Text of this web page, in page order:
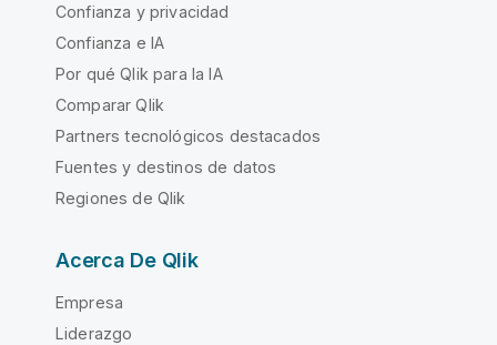
Confianza y privacidad
Confianza e IA
Por qué Qlik para la IA
Comparar Qlik
Partners tecnológicos destacados
Fuentes y destinos de datos
Regiones de Qlik
Acerca De Qlik
Empresa
Liderazgo